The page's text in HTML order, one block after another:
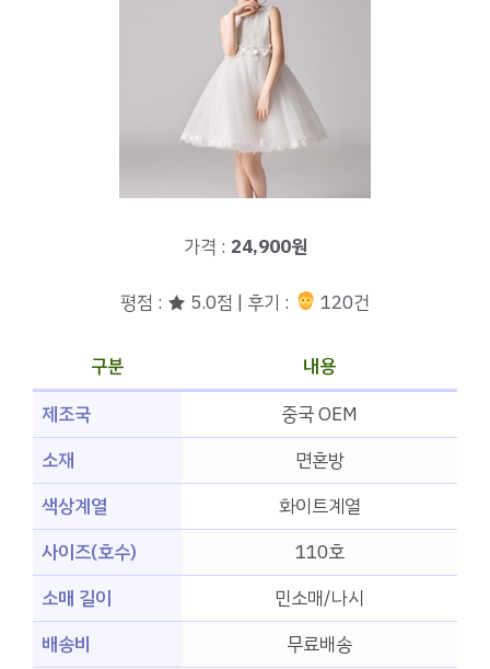
가격 : 24,900원
평점 : ★ 5.0점 | 후기 : 120건
구분
내용
제조국
중국 OEM
소재
면혼방
색상계열
화이트계열
사이즈(호수)
110호
소매 길이
민소매/나시
배송비
무료배송